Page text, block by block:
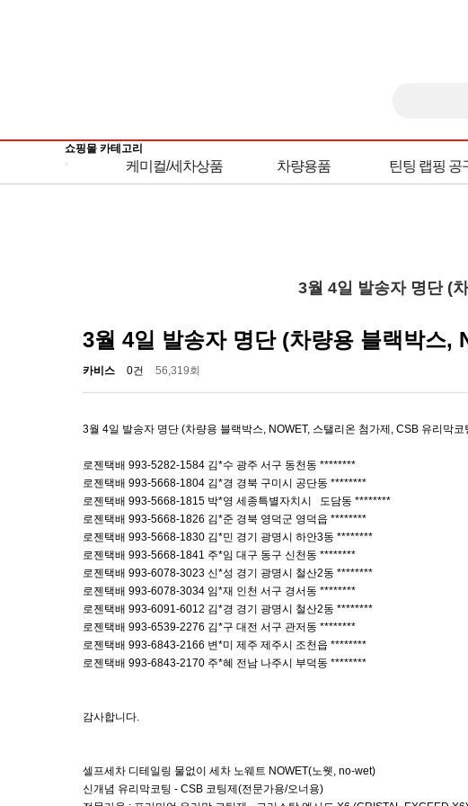
쇼핑몰 카테고리
케미컬/세차상품 차량용품 틴팅 랩핑 공
3월 4일 발송자 명단 (
3월 4일 발송자 명단 (차량용 블랙박스,
카비스 0건 56,319회
3월 4일 발송자 명단 (차량용 블랙박스, NOWET, 스탤리온 첨가제, CSB 유리막코
로젠택배 993-5282-1584 김*수 광주 서구 동천동 ********
로젠택배 993-5668-1804 김*경 경북 구미시 공단동 ********
로젠택배 993-5668-1815 박*영 세종특별자치시 도담동 ********
로젠택배 993-5668-1826 김*준 경북 영덕군 영덕읍 ********
로젠택배 993-5668-1830 김*민 경기 광명시 하안3동 ********
로젠택배 993-5668-1841 주*임 대구 동구 신천동 ********
로젠택배 993-6078-3023 신*성 경기 광명시 철산2동 ********
로젠택배 993-6078-3034 임*재 인천 서구 경서동 ********
로젠택배 993-6091-6012 김*경 경기 광명시 철산2동 ********
로젠택배 993-6539-2276 김*구 대전 서구 관저동 ********
로젠택배 993-6843-2166 변*미 제주 제주시 조천읍 ********
로젠택배 993-6843-2170 주*혜 전남 나주시 부덕동 ********
감사합니다.
셀프세차 디테일링 물없이 세차 노웨트 NOWET(노웻, no-wet)
신개념 유리막코팅 - CSB 코팅제(전문가용/오너용)